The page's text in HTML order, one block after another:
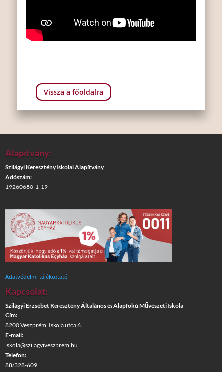
Vissza a főoldalra
Alapítvány:
Szilágyi Keresztény Iskolai Alapítvány
Adószám:
19260680-1-19
Adatvédelmi tájékoztató
Kapcsolat:
Szilágyi Erzsébet Keresztény Általános és Alapfokú Művészeti Iskola
Cím:
8200 Veszprém, Iskola utca 6.
E-mail:
iskola@szilagyiveszprem.hu
Telefon:
88/328-609